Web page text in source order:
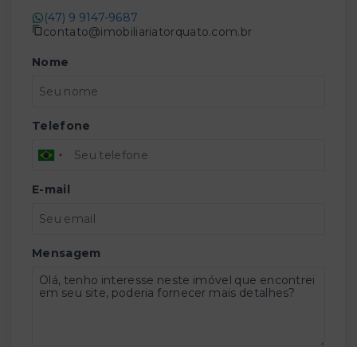
(47) 9 9147-9687
contato@imobiliariatorquato.com.br
Nome
Telefone
E-mail
Mensagem